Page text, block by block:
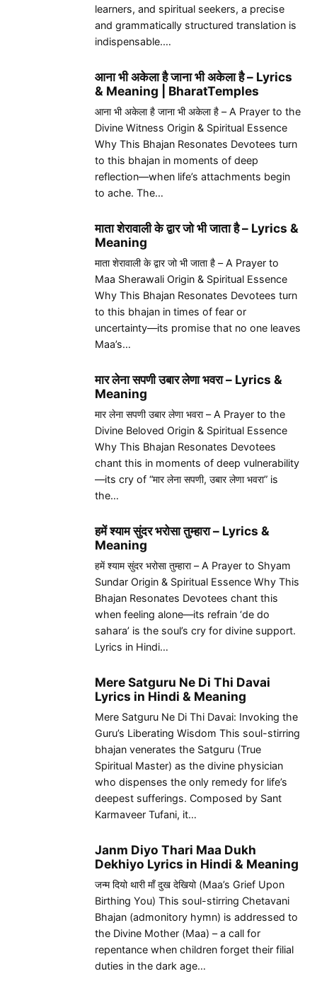
learners, and spiritual seekers, a precise
and grammatically structured translation is
indispensable.…
आना भी अकेला है जाना भी अकेला है – Lyrics
& Meaning | BharatTemples
आना भी अकेला है जाना भी अकेला है – A Prayer to the
Divine Witness Origin & Spiritual Essence
Why This Bhajan Resonates Devotees turn
to this bhajan in moments of deep
reflection—when life’s attachments begin
to ache. The…
माता शेरावाली के द्वार जो भी जाता है – Lyrics &
Meaning
माता शेरावाली के द्वार जो भी जाता है – A Prayer to
Maa Sherawali Origin & Spiritual Essence
Why This Bhajan Resonates Devotees turn
to this bhajan in times of fear or
uncertainty—its promise that no one leaves
Maa’s…
मार लेना सपणी उबार लेणा भवरा – Lyrics &
Meaning
मार लेना सपणी उबार लेणा भवरा – A Prayer to the
Divine Beloved Origin & Spiritual Essence
Why This Bhajan Resonates Devotees
chant this in moments of deep vulnerability
—its cry of “मार लेना सपणी, उबार लेणा भवरा” is
the…
हमें श्याम सुंदर भरोसा तुम्हारा – Lyrics &
Meaning
हमें श्याम सुंदर भरोसा तुम्हारा – A Prayer to Shyam
Sundar Origin & Spiritual Essence Why This
Bhajan Resonates Devotees chant this
when feeling alone—its refrain ‘de do
sahara’ is the soul’s cry for divine support.
Lyrics in Hindi…
Mere Satguru Ne Di Thi Davai
Lyrics in Hindi & Meaning
Mere Satguru Ne Di Thi Davai: Invoking the
Guru’s Liberating Wisdom This soul-stirring
bhajan venerates the Satguru (True
Spiritual Master) as the divine physician
who dispenses the only remedy for life’s
deepest sufferings. Composed by Sant
Karmaveer Tufani, it…
Janm Diyo Thari Maa Dukh
Dekhiyo Lyrics in Hindi & Meaning
जन्म दियो थारी माँ दुख देखियो (Maa’s Grief Upon
Birthing You) This soul-stirring Chetavani
Bhajan (admonitory hymn) is addressed to
the Divine Mother (Maa) – a call for
repentance when children forget their filial
duties in the dark age…